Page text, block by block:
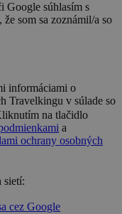
Google súhlasím s
som sa zoznámil/a so
informáciami o
Travelkingu v súlade so
na tlačidlo
a
ochrany osobných
sietí:
cez Google